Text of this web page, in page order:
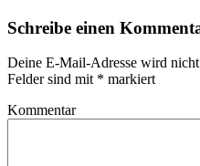
Schreibe einen
Deine E-Mail-Adresse wird
Felder sind mit * markiert
Kommentar